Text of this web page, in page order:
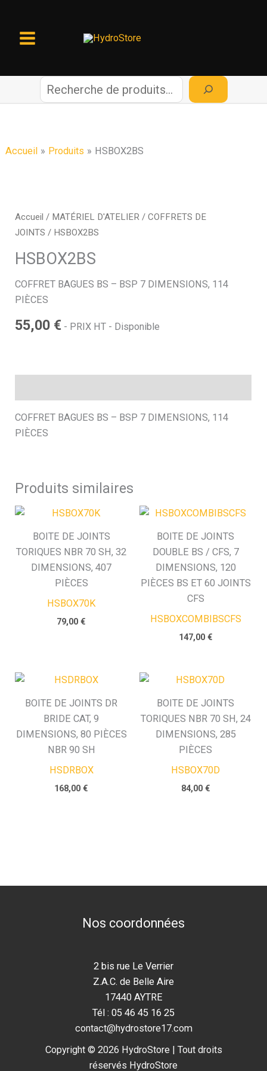
contenu
c
r
c
h
e
Accueil Produits HSBOX2BS
Accueil / MATÉRIEL D'ATELIER /COFFRETS DE
JOINTS / HSBOX2BS
HSBOX2BS
COFFRET BAGUES BS – BSP 7 DIMENSIONS, 114
PIÈCES
55,00 € - PRIX HT - Disponible
COFFRET BAGUES BS – BSP 7 DIMENSIONS, 114
PIÈCES
Produits similaires
BOITE DE JOINTS
TORIQUES NBR 70 SH, 32
DIMENSIONS, 407
PIÈCES
HSBOX70K
79,00€
BOITE DE JOINTS
DOUBLE BS / CFS, 7
DIMENSIONS, 120
PIÈCES BS ET 60 JOINTS
CFS
HSBOXCOMBIBSCFS
147,00 €
BOITE DE JOINTS DR
BRIDE CAT, 9
DIMENSIONS, 80 PIÈCES
NBR 90 SH
HSDRBOX
168,00€
BOITE DE JOINTS
TORIQUES NBR 70 SH, 24
DIMENSIONS, 285
PIÈCES
HSBOX70D
84,00 €
Nos coordonnées
2 bis rue Le Verrier
Z.A.C. de Belle Aire
17440 AYTRE
Tél : 05 46 45 16 25
contact@hydrostore17.com
Copyright © 2026 HydroStore | Tout droits
réservés HydroStore